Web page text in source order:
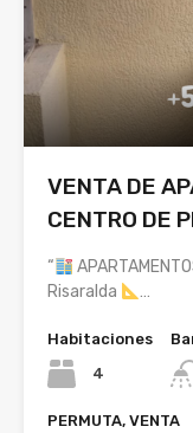
VENTA DE
CENTRO DE
“
Risaralda
…
Habitaciones
4
PERMUTA, VENTA